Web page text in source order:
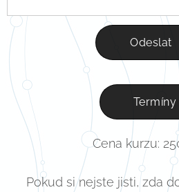
Odeslat
Termíny
Cena kurzu:
Pokud si nejste jisti, zda